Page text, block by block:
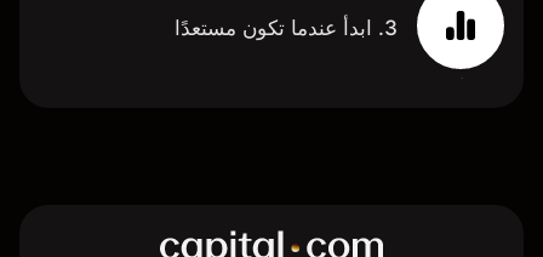
3. ابدأ عندما تكون مستعدًا